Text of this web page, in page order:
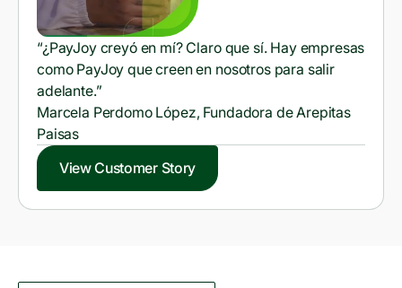
“¿PayJoy creyó en mí? Claro que sí. Hay empresas
como PayJoy que creen en nosotros para salir
adelante.”
Marcela Perdomo López, Fundadora de Arepitas
Paisas
View Customer Story